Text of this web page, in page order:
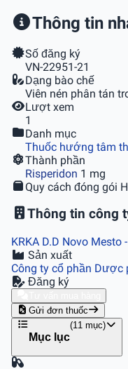
Thông tin
Số đăng ký
VN-22951-21
Dạng bào chế
Viên nén phân tán
Lượt xem
1
Danh mục
Thuốc hướng tâm
Thành phần
Risperidon 1 mg
Quy cách đóng gói
Thông tin công
KRKA D.D Novo Mesto
Sản xuất
Công ty cổ phần Dược
Đăng ký
Gửi đơn thuốc
Mục lục
(11 mục)